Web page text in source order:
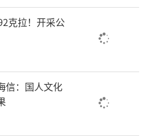
克拉！开采公
信：国人文化